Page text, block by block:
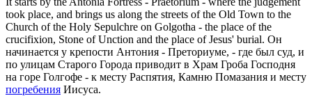
took place, and brings us along the streets of the Old Town to the
Church of the Holy Sepulchre on Golgotha - the place of the
crucifixion, Stone of Unction and the place of Jesus' burial. Он
начинается у крепости Антония - Преториуме, - где был суд, и
по улицам Старого Города приводит в Храм Гроба Господня
на горе Голгофе - к месту Распятия, Камню Помазания и месту
погребения Иисуса.